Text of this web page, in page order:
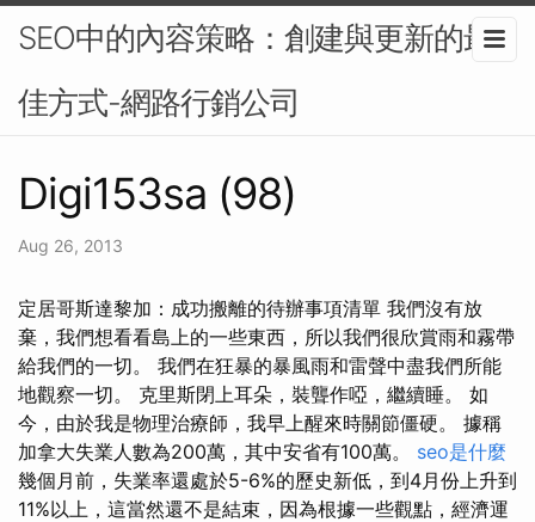
SEO中的內容策略：創建與更新的最
佳方式-網路行銷公司
Digi153sa (98)
Aug 26, 2013
定居哥斯達黎加：成功搬離的待辦事項清單 我們沒有放
棄，我們想看看島上的一些東西，所以我們很欣賞雨和霧帶
給我們的一切。 我們在狂暴的暴風雨和雷聲中盡我們所能
地觀察一切。 克里斯閉上耳朵，裝聾作啞，繼續睡。 如
今，由於我是物理治療師，我早上醒來時關節僵硬。 據稱
加拿大失業人數為200萬，其中安省有100萬。 seo是什麼
幾個月前，失業率還處於5-6%的歷史新低，到4月份上升到
11%以上，這當然還不是結束，因為根據一些觀點，經濟運